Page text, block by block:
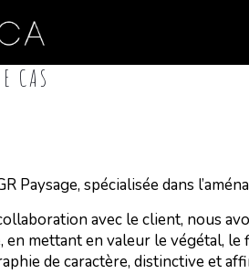
CAS
Paysage, spécialisée dans
avec le client, nous
en mettant en valeur le végétal, le
de caractère, distinctive et